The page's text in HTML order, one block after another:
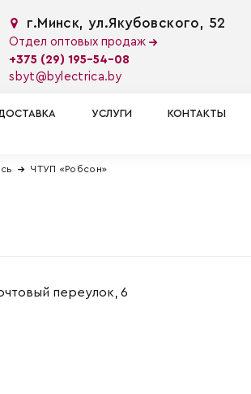
г.Минск, ул.Якубовского, 52
Отдел оптовых продаж
+375 (29) 195-54-08
sbyt@bylectrica.by
УСЛУГИ КОНТАКТЫ
ЧТУП «Робсон»
переулок, 6